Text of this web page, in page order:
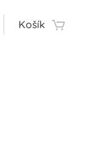
Košík